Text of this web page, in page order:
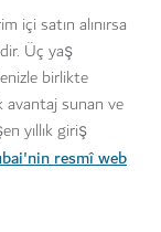
içi satın alınırsa
Üç yaş
birlikte
avantaj sunan ve
yıllık giriş
resmî web